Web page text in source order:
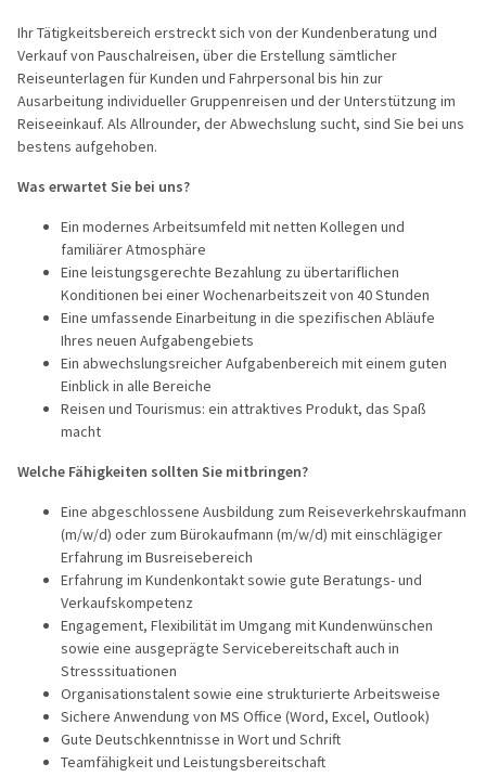
Die Welt
Busreisen
Städte-,
Aktivreisen
60plus
Clubreisen
Flugreisen
Frankreich
Reisegutschein
Gruppenermäßigung
Optionale Leistungen bei der
Busanmietung
Informationen
Rundum Sorglos Paket
Gewinnspielinformationen
Fahrzeuge
Qualität für Ihre Sicherheit
Imagevideos
Ihr Tätigkeitsbereich erstreckt sich von der Kundenberatung und
Verkauf von Pauschalreisen, über die Erstellung sämtlicher
Reiseunterlagen für Kunden und Fahrpersonal bis hin zur
Ausarbeitung individueller Gruppenreisen und der Unterstützung im
Reiseeinkauf. Als Allrounder, der Abwechslung sucht, sind Sie bei uns
bestens aufgehoben.
Was erwartet Sie bei uns?
Ein modernes Arbeitsumfeld mit netten Kollegen und
familiärer Atmosphäre
Eine leistungsgerechte Bezahlung zu übertariflichen
Konditionen bei einer Wochenarbeitszeit von 40 Stunden
Eine umfassende Einarbeitung in die spezifischen Abläufe
Ihres neuen Aufgabengebiets
Ein abwechslungsreicher Aufgabenbereich mit einem guten
Einblick in alle Bereiche
Reisen und Tourismus: ein attraktives Produkt, das Spaß
macht
Welche Fähigkeiten sollten Sie mitbringen?
Eine abgeschlossene Ausbildung zum Reiseverkehrskaufmann
(m/w/d) oder zum Bürokaufmann (m/w/d) mit einschlägiger
Erfahrung im Busreisebereich
Erfahrung im Kundenkontakt sowie gute Beratungs- und
Verkaufskompetenz
Engagement, Flexibilität im Umgang mit Kundenwünschen
sowie eine ausgeprägte Servicebereitschaft auch in
Stresssituationen
Organisationstalent sowie eine strukturierte Arbeitsweise
Sichere Anwendung von MS Office (Word, Excel, Outlook)
Gute Deutschkenntnisse in Wort und Schrift
Teamfähigkeit und Leistungsbereitschaft